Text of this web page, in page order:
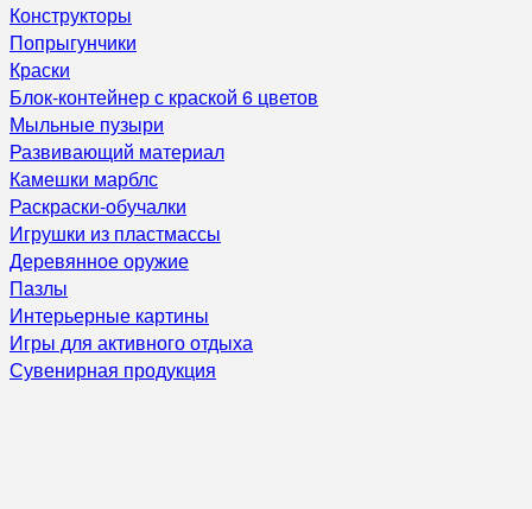
Конструкторы
Попрыгунчики
Краски
Блок-контейнер с краской 6 цветов
Мыльные пузыри
Развивающий материал
Камешки марблс
Раскраски-обучалки
Игрушки из пластмассы
Деревянное оружие
Пазлы
Интерьерные картины
Игры для активного отдыха
Сувенирная продукция